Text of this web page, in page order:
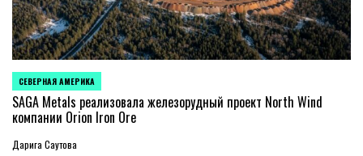
ОПУБЛИКОВАНО
В
СЕВЕРНАЯ АМЕРИКА
SAGA Metals реализовала железорудный проект North Wind
компании Orion Iron Ore
Дарига Саутова